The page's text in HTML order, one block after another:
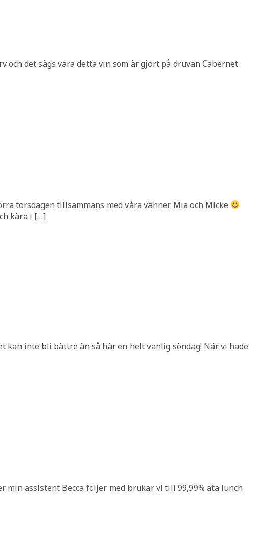
det sägs vara detta vin som är gjort på druvan Cabernet
torsdagen tillsammans med våra vänner Mia och Micke
kära i […]
kan inte bli bättre än så här en helt vanlig söndag! När vi hade
assistent Becca följer med brukar vi till 99,99% äta lunch